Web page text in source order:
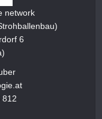
network
6
812